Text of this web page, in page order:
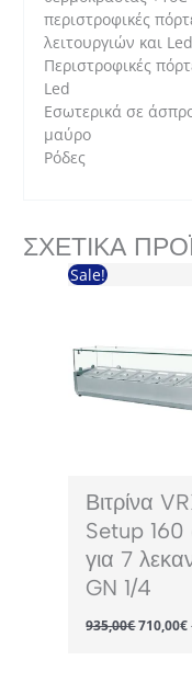
περιστροφικές
λειτουργιών και
Περιστροφικές
Led
Εσωτερικά σε
μαύρο
Ρόδες
ΣΧΕΤΙΚΆ
Sale!
Βιτρίνα
Setup 160
για 7
GN 1/4
935,00€Original
price
710,00€